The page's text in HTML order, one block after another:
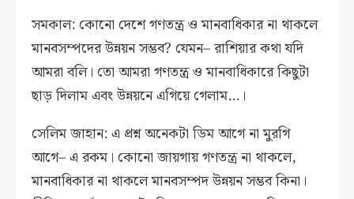
সমকাল: কোনো দেশে গণতন্ত্র ও মানবাধিকার না থাকলে
মানবসম্পদের উন্নয়ন সম্ভব? যেমন– রাশিয়ার কথা যদি
আমরা বলি। তো আমরা গণতন্ত্র ও মানবাধিকারে কিছুটা
ছাড় দিলাম এবং উন্নয়নে এগিয়ে গেলাম…।
সেলিম জাহান: এ প্রশ্ন অনেকটা ডিম আগে না মুরগি
আগে– এ রকম। কোনো জায়গায় গণতন্ত্র না থাকলে,
মানবাধিকার না থাকলে মানবসম্পদ উন্নয়ন সম্ভব কিনা।